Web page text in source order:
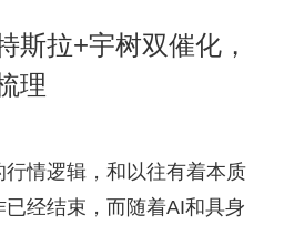
斯拉+宇树双催化，
理
情逻辑，和以往有着本质
经结束，而随着AI和具身